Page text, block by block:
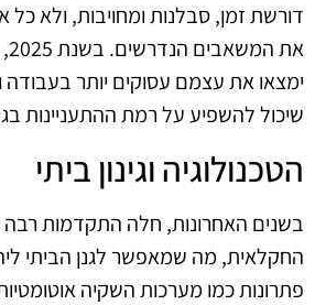
דורשת זמן, סבלנות ומחויבות, ולא
ימצאו את עצמם עסוקים יותר בעבודה
שיכול להשפיע על רמת ההתעניינות
הטכנולוגיה וגינון ביתי
בשנים האחרונות, חלה התקדמות רבה
החקלאית, מה שמאפשר לגנן הביתי
פתרונות כמו מערכות השקיה